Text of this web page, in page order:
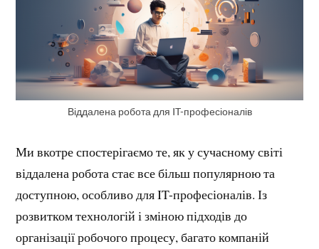
Віддалена робота для IT-професіоналів
Ми вкотре спостерігаємо те, як у сучасному світі
віддалена робота стає все більш популярною та
доступною, особливо для IT-професіоналів. Із
розвитком технологій і зміною підходів до
організації робочого процесу, багато компаній